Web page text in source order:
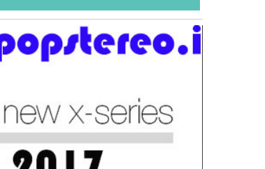
پنل های تصویری ALPINE
سی دی پلیر ALPINE
لوازم جانبی PIONEER